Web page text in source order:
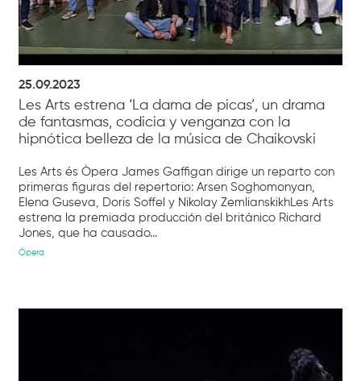
25.09.2023
Les Arts estrena ‘La dama de picas’, un drama
de fantasmas, codicia y venganza con la
hipnótica belleza de la música de Chaikovski
Les Arts és Òpera James Gaffigan dirige un reparto con
primeras figuras del repertorio: Arsen Soghomonyan,
Elena Guseva, Doris Soffel y Nikolay ZemlianskikhLes Arts
estrena la premiada producción del británico Richard
Jones, que ha causado...
Òpera